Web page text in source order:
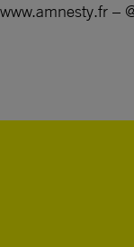
www.amnesty.fr –